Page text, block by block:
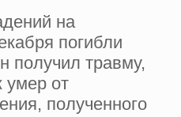
на
погибли
получил травму,
умер от
полученного